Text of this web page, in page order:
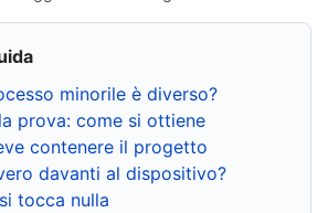
minorile è diverso?
prova: come si ottiene
contenere il progetto
davanti al dispositivo?
tocca nulla